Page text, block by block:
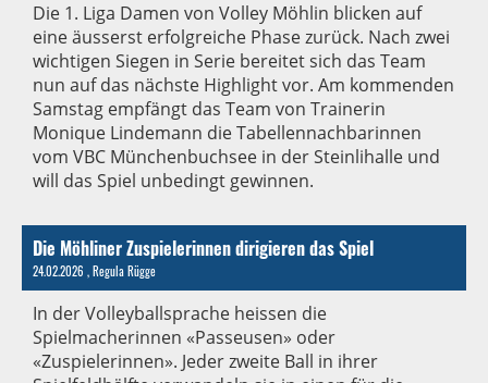
Die 1. Liga Damen von Volley Möhlin blicken auf
eine äusserst erfolgreiche Phase zurück. Nach zwei
wichtigen Siegen in Serie bereitet sich das Team
nun auf das nächste Highlight vor. Am kommenden
Samstag empfängt das Team von Trainerin
Monique Lindemann die Tabellennachbarinnen
vom VBC Münchenbuchsee in der Steinlihalle und
will das Spiel unbedingt gewinnen.
Die Möhliner Zuspielerinnen dirigieren das Spiel
24.02.2026 , Regula Rügge
In der Volleyballsprache heissen die
Spielmacherinnen «Passeusen» oder
«Zuspielerinnen». Jeder zweite Ball in ihrer